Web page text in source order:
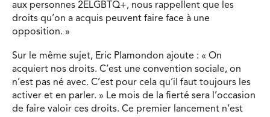
aux personnes 2ELGBTQ+, nous rappellent que les
droits qu’on a acquis peuvent faire face à une
opposition. »
Sur le même sujet, Eric Plamondon ajoute : « On
acquiert nos droits. C’est une convention sociale, on
n’est pas né avec. C’est pour cela qu’il faut toujours les
activer et en parler. » Le mois de la fierté sera l’occasion
de faire valoir ces droits. Ce premier lancement n’est